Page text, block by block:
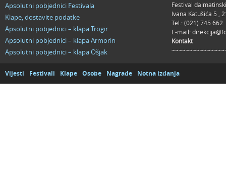
Apsolutni pobjednici Festivala
Klape, dostavite podatke
Apsolutni pobjednici – klapa Trogir
Apsolutni pobjednici – klapa Armorin
Apsolutni pobjednici – klapa Ošjak
Festival
Ivana Katušića 5 ,
Tel.: (021) 745 662
E-mail:
Kontakt
Vijesti Festivali Klape Osobe Nagrade Notna izdanja